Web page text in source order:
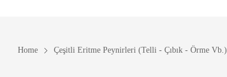
Home Çeşitli Eritme Peynirleri (Telli - Çıbık - Örme Vb.)